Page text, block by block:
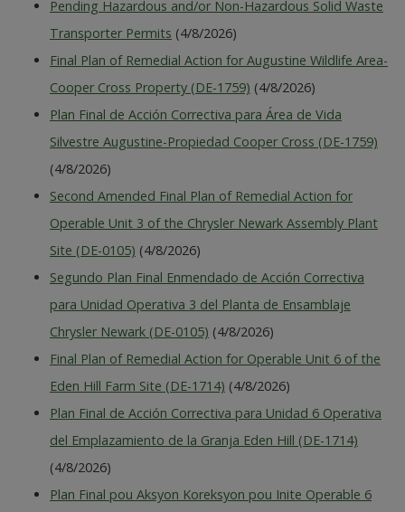
Pending Hazardous and/or Non-Hazardous Solid Waste
Transporter Permits (4/8/2026)
Final Plan of Remedial Action for Augustine Wildlife Area-
Cooper Cross Property (DE-1759) (4/8/2026)
Plan Final de Acción Correctiva para Área de Vida
Silvestre Augustine-Propiedad Cooper Cross (DE-1759)
(4/8/2026)
Second Amended Final Plan of Remedial Action for
Operable Unit 3 of the Chrysler Newark Assembly Plant
Site (DE-0105) (4/8/2026)
Segundo Plan Final Enmendado de Acción Correctiva
para Unidad Operativa 3 del Planta de Ensamblaje
Chrysler Newark (DE-0105) (4/8/2026)
Final Plan of Remedial Action for Operable Unit 6 of the
Eden Hill Farm Site (DE-1714) (4/8/2026)
Plan Final de Acción Correctiva para Unidad 6 Operativa
del Emplazamiento de la Granja Eden Hill (DE-1714)
(4/8/2026)
Plan Final pou Aksyon Koreksyon pou Inite Operable 6